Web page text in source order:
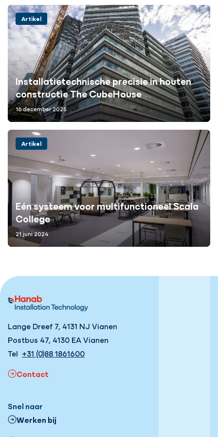
Installatietechnische precisie in houten
constructie The CubeHouse
Artikel
16 december 2025
Eén systeem voor multifunctioneel Scala
College
Artikel
21 juni 2024
Lange Dreef 7, 4131 NJ Vianen
Postbus 47, 4130 EA Vianen
Tel +31 (0)88 1861600
Contact
Snel naar
Werken bij